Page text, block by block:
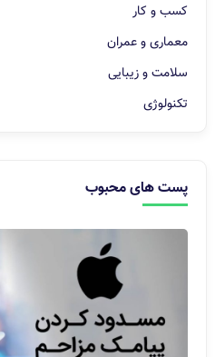
کسب و کار
معماری و عمران
سلامت و زیبایی
تکنولوژی
پست های محبوب